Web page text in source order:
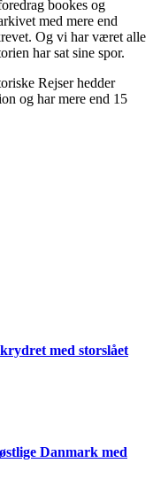
bookes og
med mere end
Og vi har været alle
har sat sine spor.
Rejser hedder
og har mere end 15
med storslået
Danmark med